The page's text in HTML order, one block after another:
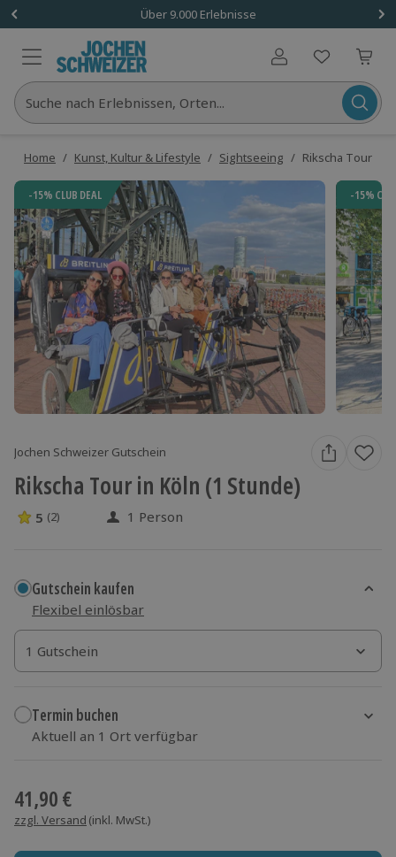
Über 9.000 Erlebnisse
Benutzerkonto
Suche nach Erlebnissen, Orten...
Home / Kunst, Kultur & Lifestyle / Sightseeing / Rikscha Tour in
-15% CLUB DEAL -15%
Jochen Schweizer Gutschein
Rikscha Tour in Köln (1 Stunde)
5 Sterne von 5 aus 2 Bewertungen
5 (2) 1 Person
Gutschein kaufen
Flexibel einlösbar
1 Gutschein
1 Gutschein
1 Gutschein
Termin buchen
Aktuell an 1 Ort verfügbar
41,90 €
zzgl. Versand (inkl. MwSt.)